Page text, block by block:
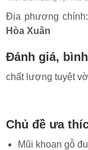
Địa phương chính:
Hòa Xuân
Đánh giá,
chất lượng tuyệt
Chủ đề ưa
Mũi khoan gỗ